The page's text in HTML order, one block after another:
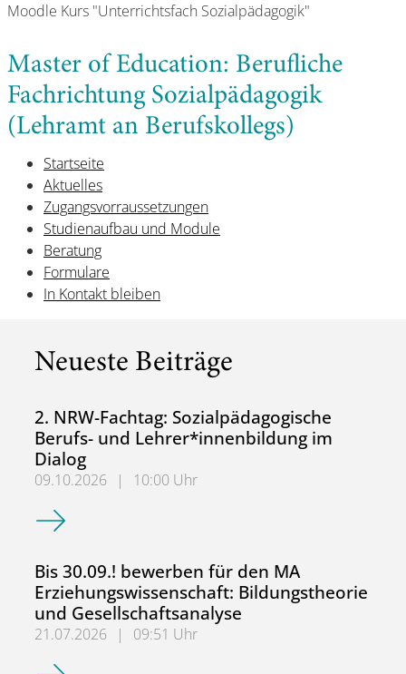
Moodle Kurs "Unterrichtsfach Sozialpädagogik"
Master of Education: Berufliche
Fachrichtung Sozialpädagogik
(Lehramt an Berufskollegs)
Startseite
Aktuelles
Zugangsvorraussetzungen
Studienaufbau und Module
Beratung
Formulare
In Kontakt bleiben
Neueste Beiträge
2. NRW-Fachtag: Sozialpädagogische
Berufs- und Lehrer*innenbildung im
Dialog
09.10.2026 |
10:00 Uhr
2. NRW-Fachtag: Sozialpädagogische Berufs- und
Bis 30.09.! bewerben für den MA
Erziehungswissenschaft: Bildungstheorie
und Gesellschaftsanalyse
21.07.2026 |
09:51 Uhr
Bis 30.09.! bewerben für den MA